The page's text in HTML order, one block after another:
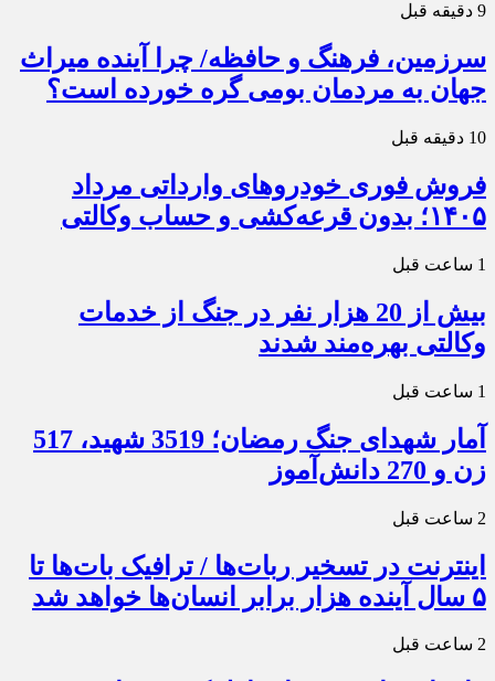
9 دقیقه قبل
سرزمین، فرهنگ و حافظه/ چرا آینده میراث
جهان به مردمان بومی گره خورده است؟
10 دقیقه قبل
فروش فوری خودروهای وارداتی مرداد
۱۴۰۵؛ بدون قرعه‌کشی و حساب وکالتی
1 ساعت قبل
بیش از 20 هزار نفر در جنگ از خدمات
وکالتی بهره‌مند شدند
1 ساعت قبل
آمار شهدای جنگ رمضان؛ 3519 شهید، 517
زن و 270 دانش‌آموز
2 ساعت قبل
اینترنت در تسخیر ربات‌ها / ترافیک بات‌ها تا
۵ سال آینده هزار برابر انسان‌ها خواهد شد
2 ساعت قبل